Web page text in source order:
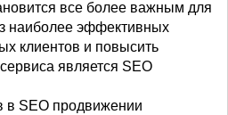
все более важным для
наиболее эффективных
клиентов и повысить
является SEO
SEO продвижении